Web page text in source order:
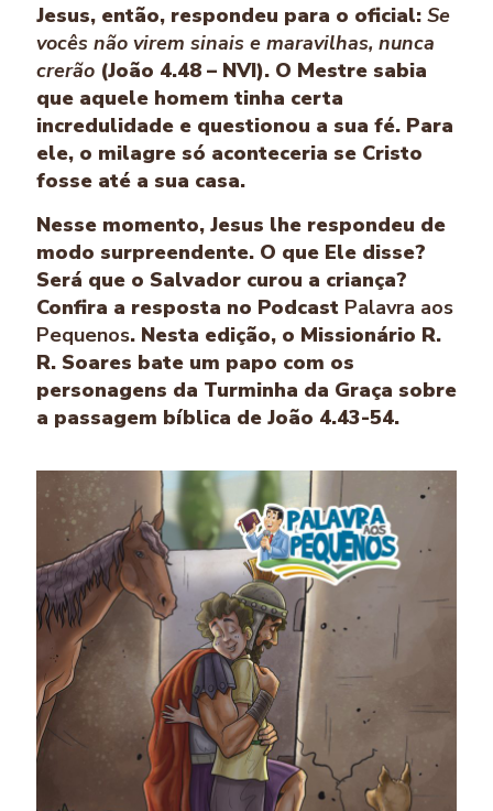
Jesus, então, respondeu para o oficial: Se
vocês não virem sinais e maravilhas, nunca
crerão (João 4.48 – NVI). O Mestre sabia
que aquele homem tinha certa
incredulidade e questionou a sua fé. Para
ele, o milagre só aconteceria se Cristo
fosse até a sua casa.
Nesse momento, Jesus lhe respondeu de
modo surpreendente. O que Ele disse?
Será que o Salvador curou a criança?
Confira a resposta no Podcast Palavra aos
Pequenos. Nesta edição, o Missionário R.
R. Soares bate um papo com os
personagens da Turminha da Graça sobre
a passagem bíblica de João 4.43-54.